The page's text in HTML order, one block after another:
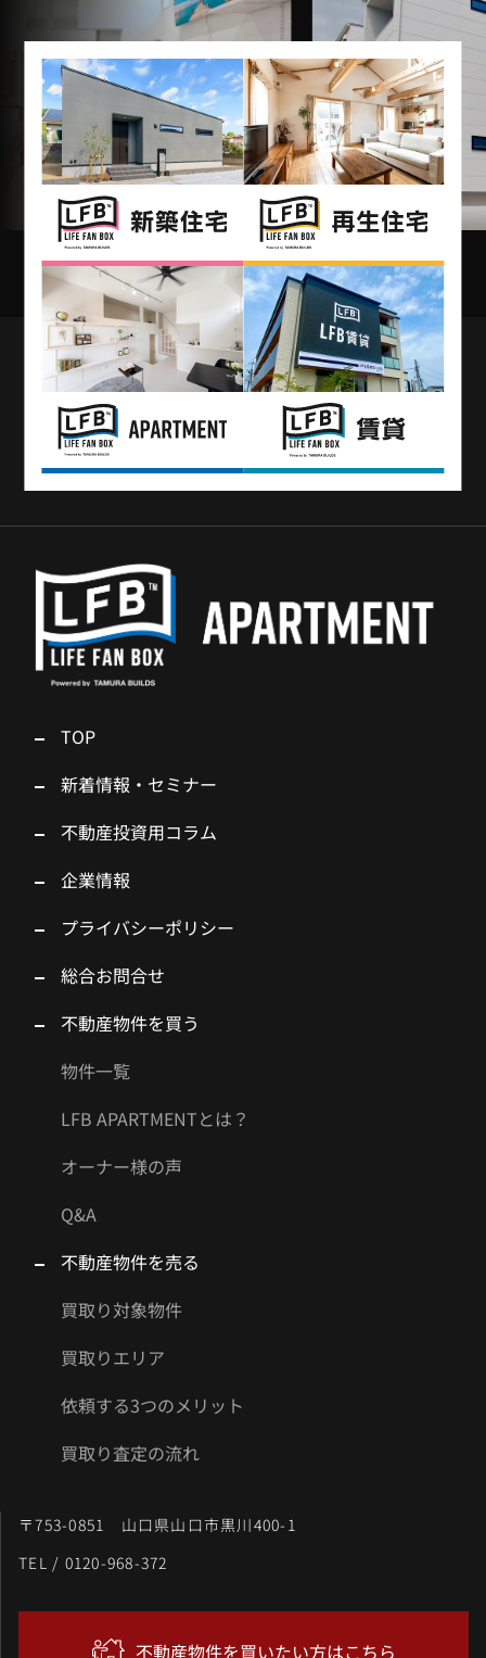
TOP
新着情報・セミナー
不動産投資用コラム
企業情報
プライバシーポリシー
総合お問合せ
不動産物件を買う
物件一覧
LFB APARTMENTとは？
オーナー様の声
Q&A
不動産物件を売る
買取り対象物件
買取りエリア
依頼する3つのメリット
買取り査定の流れ
〒753-0851 山口県山口市黒川400-1
TEL / 0120-968-372
不動産物件を買いたい方はこちら